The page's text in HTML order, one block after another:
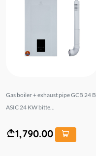
Gas boiler + exhaust pipe GCB 24 B
ASIC 24 KW bitte...
1,790.00